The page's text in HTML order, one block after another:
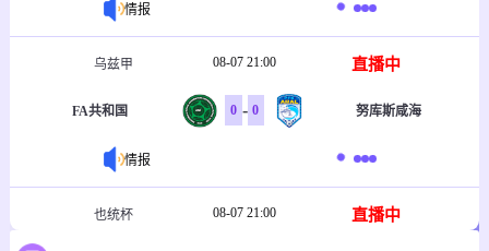
情报
乌兹甲 08-07 21:00 直播中
FA共和国 0 - 0 努库斯咸海
情报
也统杯 08-07 21:00 直播中